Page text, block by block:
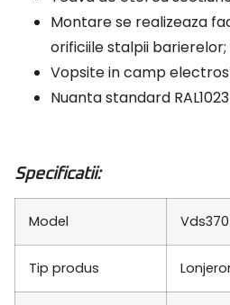
Montare se realizeaza
orificiile stalpii barierelor;
Vopsite in camp
Nuanta standard
Specificatii:
Model Vds370
Tip produs